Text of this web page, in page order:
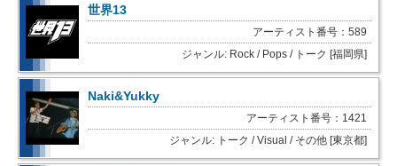
世界13
アーティスト番号：589
ジャンル: Rock / Pops / トーク [福岡県]
Naki&Yukky
アーティスト番号：1421
ジャンル: トーク / Visual / その他 [東京都]